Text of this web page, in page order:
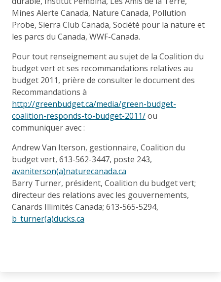
Mines Alerte Canada, Nature Canada, Pollution
Probe, Sierra Club Canada, Société pour la nature et
les parcs du Canada, WWF-Canada.
Pour tout renseignement au sujet de la Coalition du
budget vert et ses recommandations relatives au
budget 2011, prière de consulter le document des
Recommandations à
http://greenbudget.ca/media/green-budget-
coalition-responds-to-budget-2011/ou
communiquer avec :
Andrew Van Iterson, gestionnaire, Coalition du
budget vert, 613-562-3447, poste 243,
avaniterson(a)naturecanada.ca
Barry Turner, président, Coalition du budget vert;
directeur des relations avec les gouvernements,
Canards Illimités Canada; 613-565-5294,
b_turner(a)ducks.ca